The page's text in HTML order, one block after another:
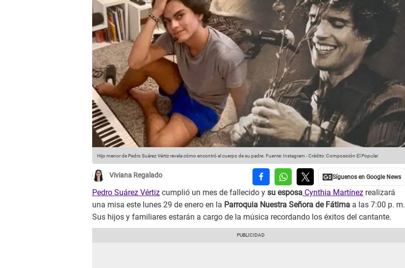
Hijo menor de Pedro Suárez Vértiz revela cómo encontró el cuerpo de su padre. Fuente: Instagram -Crédito: Composición El Popular
Viviana Regalado
Pedro Suárez Vértiz cumplió un mes de fallecido y su esposa Cynthia Martínez realizará
una misa este lunes 29 de enero en la Parroquia Nuestra Señora de Fátima a las 7:00 p. m.
Sus hijos y familiares estarán a cargo de la música recordando los éxitos del cantante.